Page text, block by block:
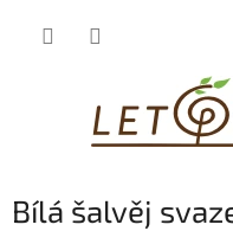
Bílá šalvěj